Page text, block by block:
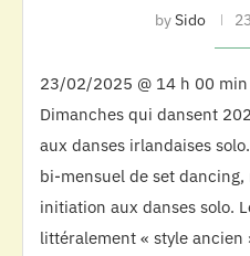
bySido
23/02/2025 @ 14 h 00
Dimanches qui dansent
aux danses irlandaises
bi-mensuel de set
initiation aux danses solo.
littéralement « style ancien